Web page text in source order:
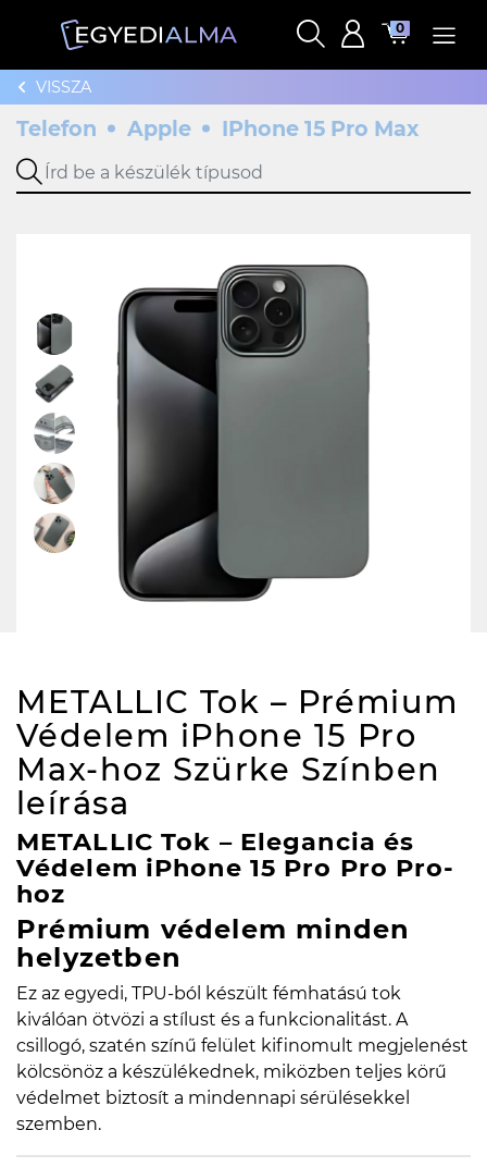
0
VISSZA
Telefon Apple IPhone 15 Pro Max
METALLIC Tok – Prémium
Védelem iPhone 15 Pro
Max-hoz Szürke Színben
leírása
METALLIC Tok – Elegancia és
Védelem iPhone 15 Pro Pro Pro-
hoz
Prémium védelem minden
helyzetben
Ez az egyedi, TPU-ból készült fémhatású tok
kiválóan ötvözi a stílust és a funkcionalitást. A
csillogó, szatén színű felület kifinomult megjelenést
kölcsönöz a készülékednek, miközben teljes körű
védelmet biztosít a mindennapi sérülésekkel
szemben.